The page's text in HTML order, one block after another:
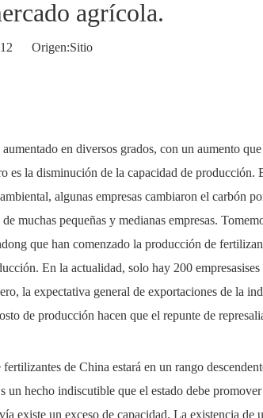
agrícola.
12 Origen:Sitio
en diversos grados, con un aumento
es la disminución de la capacidad de producción.
algunas empresas cambiaron el carbón
muchas pequeñas y medianas empresas.
que han comenzado la producción de
En la actualidad, solo hay 200 empresasises
la expectativa general de exportaciones de la
de producción hacen que el repunte de
de China estará en un rango
hecho indiscutible que el estado debe
existe un exceso de capacidad. La existencia de